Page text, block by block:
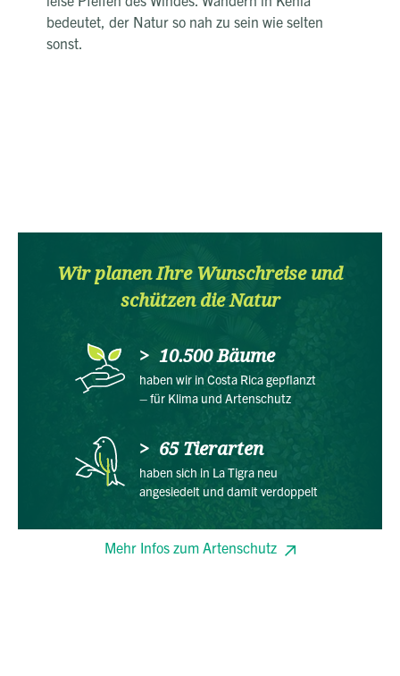
bedeutet, der Natur so nah zu sein wie selten
sonst.
Wir planen Ihre Wunschreise und
schützen die Natur
10.500 Bäume
haben wir in Costa Rica gepflanzt
– für Klima und Artenschutz
65 Tierarten
haben sich in La Tigra neu
angesiedelt und damit verdoppelt
Mehr Infos zum Artenschutz